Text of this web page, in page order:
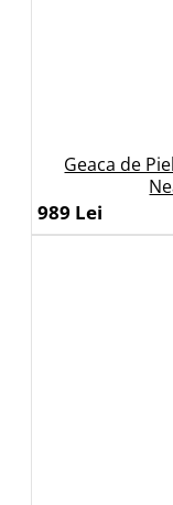
Geaca de
989 Lei